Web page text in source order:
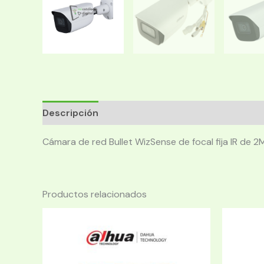
Descripción
Cámara de red Bullet WizSense de focal fija IR de
Productos relacionados